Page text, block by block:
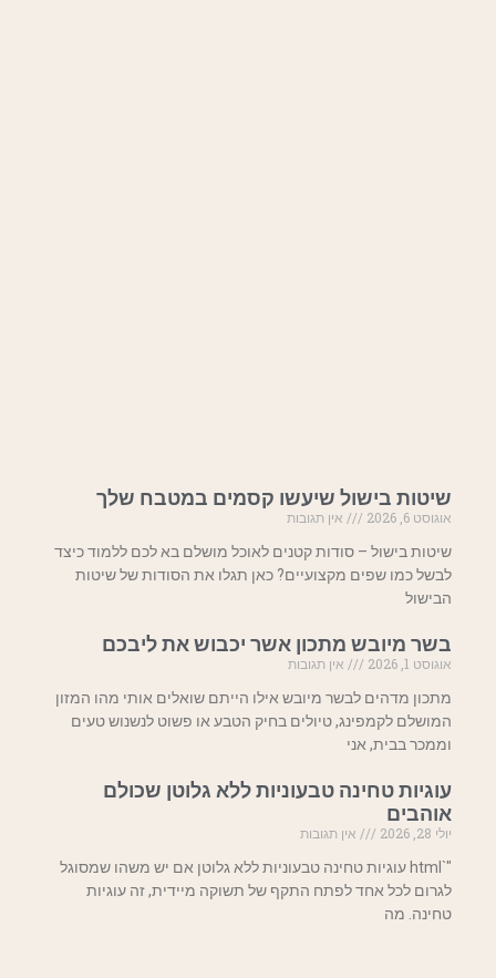
שיטות בישול שיעשו קסמים במטבח שלך
אוגוסט 6, 2026
אין תגובות
שיטות בישול – סודות קטנים לאוכל מושלם בא לכם ללמוד כיצד
לבשל כמו שפים מקצועיים? כאן תגלו את הסודות של שיטות
הבישול
בשר מיובש מתכון אשר יכבוש את ליבכם
אוגוסט 1, 2026
אין תגובות
מתכון מדהים לבשר מיובש אילו הייתם שואלים אותי מהו המזון
המושלם לקמפינג, טיולים בחיק הטבע או פשוט לנשנוש טעים
וממכר בבית, אני
עוגיות טחינה טבעוניות ללא גלוטן שכולם
אוהבים
יולי 28, 2026
אין תגובות
"`html עוגיות טחינה טבעוניות ללא גלוטן אם יש משהו שמסוגל
לגרום לכל אחד לפתח התקף של תשוקה מיידית, זה עוגיות
טחינה. מה